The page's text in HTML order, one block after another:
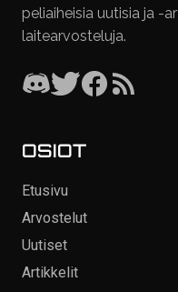
peliaiheisia uutisia ja -
laitearvosteluja.
OSIOT
Etusivu
Arvostelut
Uutiset
Artikkelit